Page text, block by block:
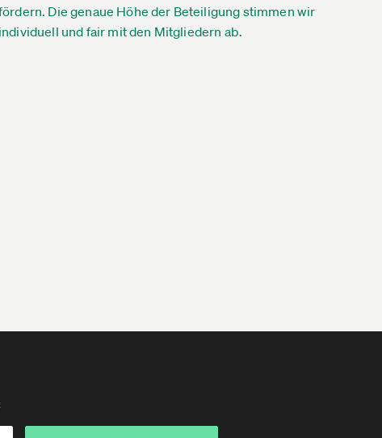
Die genaue Höhe der Beteiligung stimmen wir
individuell und fair mit den Mitgliedern ab.